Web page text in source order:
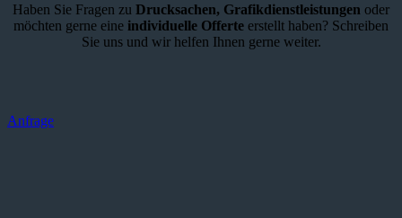
Haben Sie Fragen zu Drucksachen, Grafikdienstleistungen oder
möchten gerne eine individuelle Offerte erstellt haben? Schreiben
Sie uns und wir helfen Ihnen gerne weiter.
Anfrage